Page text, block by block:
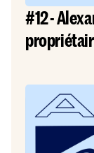
#12 -